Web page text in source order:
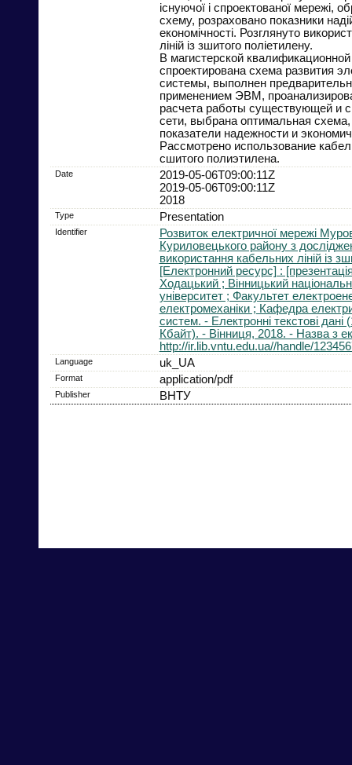
існуючої і спроектованої мережі,
схему, розраховано показники
економічності. Розглянуто
ліній із зшитого поліетилену.
В магистерской
спроектирована схема развития
системы, выполнен
применением ЭВМ,
расчета работы существующей и
сети, выбрана оптимальная
показатели надежности и
Рассмотрено использование
сшитого полиэтилена.
Date
2019-05-06T09:00:11Z
2019-05-06T09:00:11Z
2018
Type Presentation
Identifier
Розвиток електричної мережі
Куриловецького району з
використання кабельних ліній із
[Електронний ресурс] :
Ходацький ; Вінницький
університет ; Факультет
електромеханіки ; Кафедра
систем. - Електронні текстові
Кбайт). - Вінниця, 2018. - Назва з
http://ir.lib.vntu.edu.ua//handle/
Language uk_UA
Format application/pdf
Publisher ВНТУ